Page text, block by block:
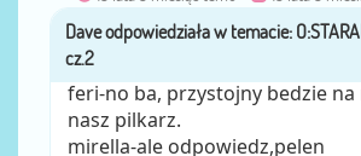
przezDave
feri-no ba, przystojny bedzie na
nasz pilkarz.
mirella-ale odpowiedz,pelen